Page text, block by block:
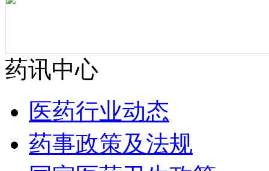
药讯中心
医药行业动态
药事政策及法规